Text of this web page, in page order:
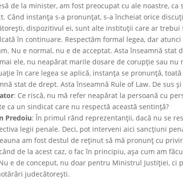
de la minister, am fost preocupat cu ale noastre,
Când instanţa s-a pronunţat, s-a încheiat orice
dispozitivul ei, sunt alte instituţii care ar
în continuare. Respectăm formal legea, dar
Nu e normal, nu e de acceptat. Asta înseamnă
ele, nu neapărat marile dosare de corupţie sau
în care legea se aplică, instanţa se pronunţă,
stat de drept. Asta înseamnă Rule of Law. De sus
: Ce riscă, nu mă refer neapărat la persoană cu
ca un sindicat care nu respectă această sentinţă?
Predoiu: În primul rând reprezentanţii, dacă nu se
legii penale. Deci, pot interveni aici sancţiuni
am fost destul de reţinut să mă pronunţ cu
de la acest caz, o fac în principiu, aşa cum am
e de conceput, nu doar pentru Ministrul Justiţiei, ci
judecătoreşti.